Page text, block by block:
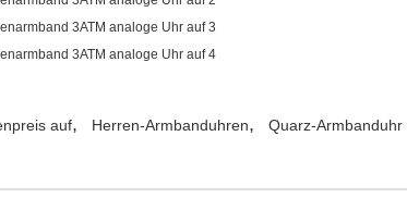
auf, Herren-Armbanduhren, Quarz-Armbanduhr